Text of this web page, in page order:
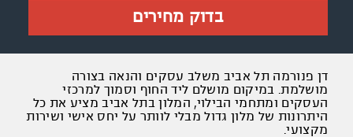
בדוק מחירים
דן פנורמה תל אביב משלב עסקים והנאה בצורה
מושלמת. במיקום מושלם ליד החוף וסמוך למרכזי
העסקים ומתחמי הבילוי, המלון בתל אביב מציע את כל
היתרונות של מלון גדול מבלי לוותר על יחס אישי ושירות
מקצועי.